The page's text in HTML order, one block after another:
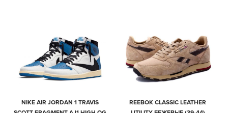
NIKE AIR JORDAN 1 TRAVIS
REEBOK CLASSIC LEATHER